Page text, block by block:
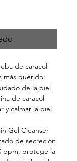
de caracol
más querido:
de la piel
de caracol
y calmar la piel.
Gel Cleanser
de secreción
ppm, protege la